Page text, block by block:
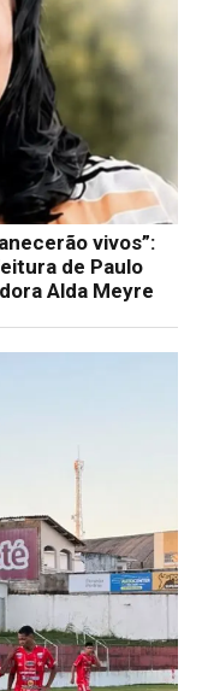
vivos”:
de Paulo
Alda Meyre